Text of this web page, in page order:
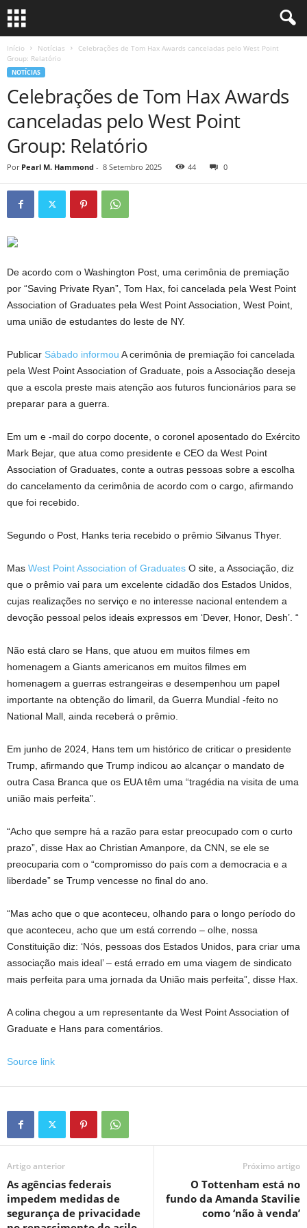
Início Notícias
Celebrações de Tom Hax Awards canceladas pelo West Point
Group: Relatório
NOTÍCIAS
Celebrações de Tom Hax Awards
canceladas pelo West Point
Group: Relatório
Por Pearl M. Hammond - 8 Setembro 2025 44 0
De acordo com o Washington Post, uma cerimônia de premiação
por “Saving Private Ryan”, Tom Hax, foi cancelada pela West Point
Association of Graduates pela West Point Association, West Point,
uma união de estudantes do leste de NY.
Publicar Sábado informou A cerimônia de premiação foi cancelada
pela West Point Association of Graduate, pois a Associação deseja
que a escola preste mais atenção aos futuros funcionários para se
preparar para a guerra.
Em um e -mail do corpo docente, o coronel aposentado do Exército
Mark Bejar, que atua como presidente e CEO da West Point
Association of Graduates, conte a outras pessoas sobre a escolha
do cancelamento da cerimônia de acordo com o cargo, afirmando
que foi recebido.
Segundo o Post, Hanks teria recebido o prêmio Silvanus Thyer.
Mas West Point Association of Graduates O site, a Associação, diz
que o prêmio vai para um excelente cidadão dos Estados Unidos,
cujas realizações no serviço e no interesse nacional entendem a
devoção pessoal pelos ideais expressos em ‘Dever, Honor, Desh’. “
Não está claro se Hans, que atuou em muitos filmes em
homenagem a Giants americanos em muitos filmes em
homenagem a guerras estrangeiras e desempenhou um papel
importante na obtenção do Iimaril, da Guerra Mundial -feito no
National Mall, ainda receberá o prêmio.
Em junho de 2024, Hans tem um histórico de criticar o presidente
Trump, afirmando que Trump indicou ao alcançar o mandato de
outra Casa Branca que os EUA têm uma “tragédia na visita de uma
união mais perfeita”.
“Acho que sempre há a razão para estar preocupado com o curto
prazo”, disse Hax ao Christian Amanpore, da CNN, se ele se
preocuparia com o “compromisso do país com a democracia e a
liberdade” se Trump vencesse no final do ano.
“Mas acho que o que aconteceu, olhando para o longo período do
que aconteceu, acho que um está correndo – olhe, nossa
Constituição diz: ‘Nós, pessoas dos Estados Unidos, para criar uma
associação mais ideal’ – está errado em uma viagem de sindicato
mais perfeita para uma jornada da União mais perfeita”, disse Hax.
A colina chegou a um representante da West Point Association of
Graduate e Hans para comentários.
Source link
Artigo anterior
As agências federais
impedem medidas de
segurança de privacidade
Próximo artigo
O Tottenham está no
fundo da Amanda Stavilie
como ‘não à venda’